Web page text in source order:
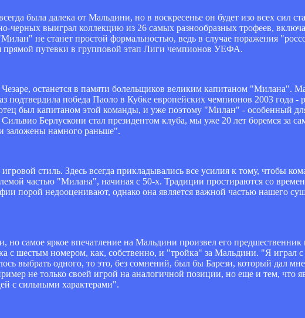
была далека от Мальдини, но в воскресенье он будет изо всех сил
черных выиграл коллекцию из 26 самых разнообразных трофеев,
не станет простой формальностью, ведь в случае поражения
прямой путевки в групповой этап Лиги чемпионов УЕФА.
останется в памяти болельщиков великим капитаном "Милана".
победа Паоло в Кубке европейских чемпионов 2003 года -
был капитаном этой команды, и уже поэтому "Милан" - особенный
Берлускони стал президентом клуба, мы уже 20 лет боремся за
заложены намного раньше".
стиль. Здесь всегда прикладывались все усилия к тому, чтобы
частью "Милана", начиная с 50-х. Традиции простираются со
порой недооценивают, однако она является важной частью нашего
самое яркое впечатление на Мальдини произвел его предшественник
с шестым номером, как, собственно, и "тройка" за Мальдини. "Я играл
выбрать одного, то это, без сомнений, был бы Барези, который дал
не только своей игрой на аналогичной позиции, но еще и тем, что
с сильными характерами".